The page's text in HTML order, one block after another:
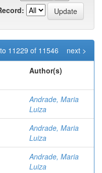
11229 of 11546
next >
Author(s)
Andrade, Maria
Luiza
Andrade, Maria
Luiza
Andrade, Maria
Luiza